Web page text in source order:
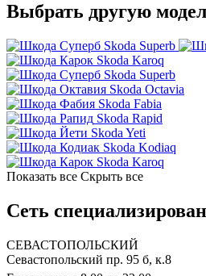
Выбрать другую
Skoda Superb
Skoda Karoq
Skoda Superb
Skoda Octavia
Skoda Fabia
Skoda Rapid
Skoda Yeti
Skoda Kodiaq
Skoda Karoq
Показать все Скрыть все
Сеть
СЕВАСТОПОЛЬСКИЙ
Севастопольский пр. 95 б, к.8